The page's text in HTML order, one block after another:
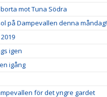
mot Tuna Södra
på Dampevallen denna måndag!
igen
igång
för det yngre gardet